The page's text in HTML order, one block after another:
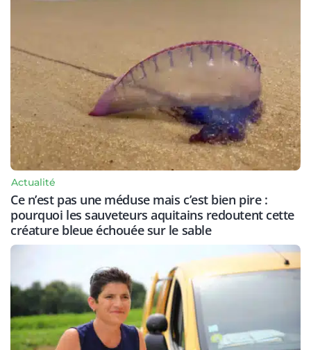
Actualité
Ce n’est pas une méduse mais c’est bien pire :
pourquoi les sauveteurs aquitains redoutent cette
créature bleue échouée sur le sable